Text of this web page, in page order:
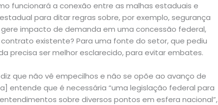
funcionará a conexão entre as malhas estaduais e
para ditar regras sobre, por exemplo, segurança
impacto de demanda em uma concessão federal,
existente? Para uma fonte do setor, que pediu
precisa ser melhor esclarecido, para evitar embates.
que não vê empecilhos e não se opõe ao avanço de
entende que é necessária “uma legislação federal para
sobre diversos pontos em esfera nacional”,